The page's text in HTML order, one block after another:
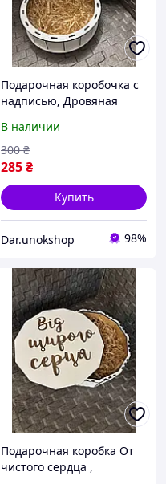
Подарочная коробочка с
надписью, Дровяная
Деревянный бокс на
подарок,
В наличии
285₴
300 ₴
Купить
Dar.unokshop 98%
Подарочная коробка От
чистого сердца ,